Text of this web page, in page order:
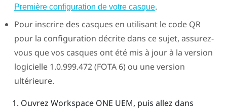
Première configuration de votre casque.
Pour inscrire des casques en utilisant le code QR
pour la configuration décrite dans ce sujet, assurez-
vous que vos casques ont été mis à jour à la version
logicielle 1.0.999.472 (FOTA 6) ou une version
ultérieure.
Ouvrez Workspace ONE UEM, puis allez dans